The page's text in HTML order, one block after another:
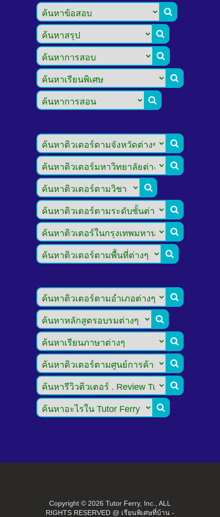

















Copyright © 2026 Tutor Ferry, Inc., ALL
RIGHTS RESERVED @ เรียนพิเศษที่บ้าน -